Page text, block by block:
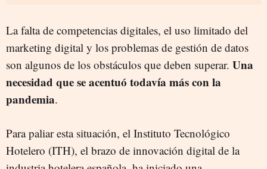
La falta de competencias digitales, el uso limitado del
marketing digital y los problemas de gestión de datos
son algunos de los obstáculos que deben superar. Una
necesidad que se acentuó todavía más con la
pandemia.
Para paliar esta situación, el Instituto Tecnológico
Hotelero (ITH), el brazo de innovación digital de la